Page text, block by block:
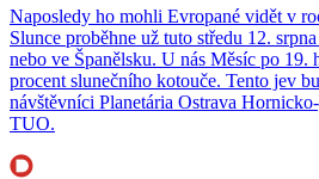
Naposledy ho mohli Evropané vidět v
Slunce proběhne už tuto středu 12.
nebo ve Španělsku. U nás Měsíc po 19.
procent slunečního kotouče. Tento jev
návštěvníci Planetária Ostrava
TUO.